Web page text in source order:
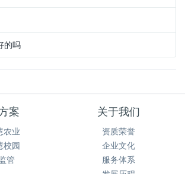
的吗
案
农业
校园
管
关于我们
资质荣誉
企业文化
服务体系